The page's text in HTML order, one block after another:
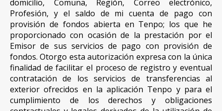
domicilio, Comuna, Región, Correo electrónico,
Profesión, y el saldo de mi cuenta de pago con
provisión de fondos abierta en Tenpo; los que he
proporcionado con ocasión de la prestación por el
Emisor de sus servicios de pago con provisión de
fondos. Otorgo esta autorización expresa con la única
finalidad de facilitar el proceso de registro y eventual
contratación de los servicios de transferencias al
exterior ofrecidos en la aplicación Tenpo y para el
cumplimiento de los derechos y obligaciones